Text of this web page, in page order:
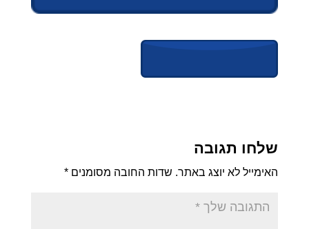
שלחו תגובה
האימייל לא יוצג באתר. שדות החובה מסומנים *